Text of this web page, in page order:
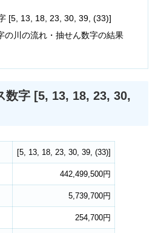
[5, 13, 18, 23, 30, 39, (33)]
の川の流れ・抽せん数字の結果
数字 [5, 13, 18, 23, 30,
[5, 13, 18, 23, 30, 39, (33)]
442,499,500円
5,739,700円
254,700円